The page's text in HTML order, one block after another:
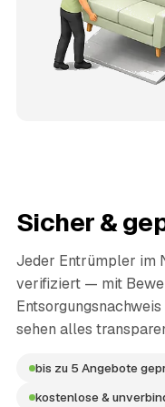
Sicher &
Jeder Entrümpler im
verifiziert — mit
sehen alles
bis zu 5 Angebote
kostenlose &